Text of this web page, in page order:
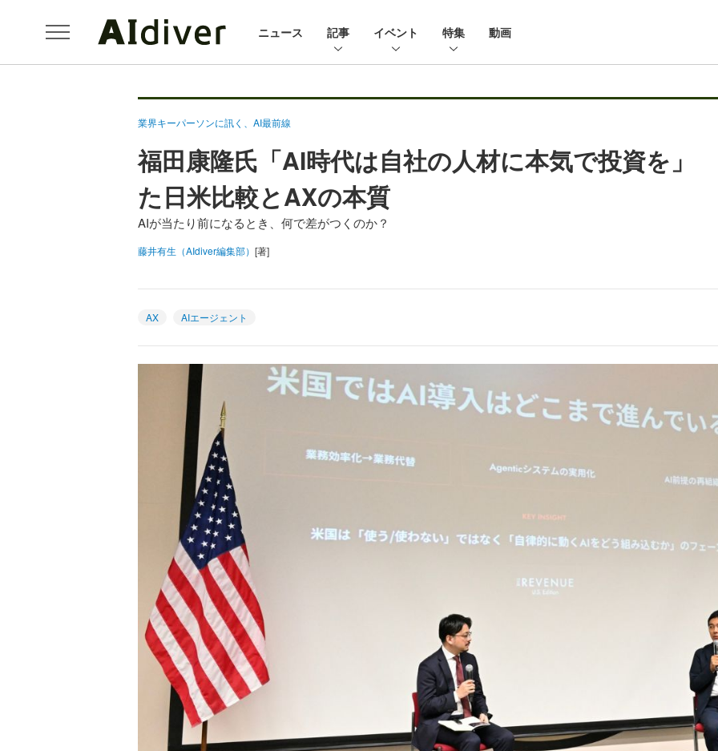
ニュース 記事 イベント 特集 動画
業界キーパーソンに訊く、AI最前線
福田康隆氏「AI時代は自社の人材に本気で投資を
た日米比較とAXの本質
AIが当たり前になるとき、何で差がつくのか？
藤井有生（AIdiver編集部） [著]
AX AIエージェント